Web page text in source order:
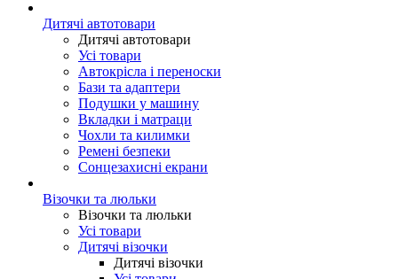
Дитячі автотовари
Дитячі автотовари
Усі товари
Автокрісла і переноски
Бази та адаптери
Подушки у машину
Вкладки і матраци
Чохли та килимки
Ремені безпеки
Сонцезахисні екрани
Візочки та люльки
Візочки та люльки
Усі товари
Дитячі візочки
Дитячі візочки